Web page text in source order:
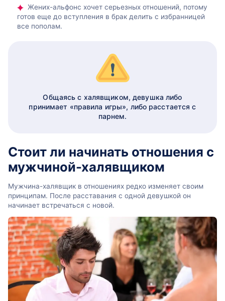
Жених-альфонс хочет серьезных отношений, потому
готов еще до вступления в брак делить с избранницей
все пополам.
Общаясь с халявщиком, девушка либо
принимает «правила игры», либо расстается с
парнем.
Стоит ли начинать отношения с
мужчиной-халявщиком
Мужчина-халявщик в отношениях редко изменяет своим
принципам. После расставания с одной девушкой он
начинает встречаться с новой.